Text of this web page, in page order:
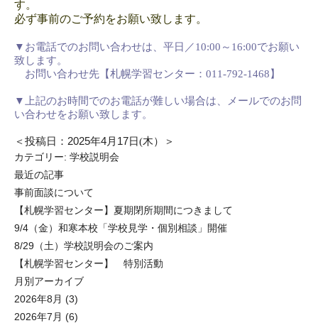
す。
必ず事前のご予約をお願い致します。
▼ お電話でのお問い合わせは、平日／10:00 ～ 16:00でお願い
致します。
お問い合わせ先【札幌学習センター：011-792-1468】
▼上記のお時間でのお電話が難しい場合は、メールでのお問
い合わせをお願い致します。
＜投稿日： 2025年4月 17日(木）＞
カテゴリー: 学校説明会
最近の記事
事前面談について
【札幌学習センター】夏期閉所期間につきまして
9/4（金）和寒本校「学校見学・個別相談」開催
8/29（土）学校説明会のご案内
【札幌学習センター】 特別活動
月別アーカイブ
2026年8月 (3)
2026年7月 (6)